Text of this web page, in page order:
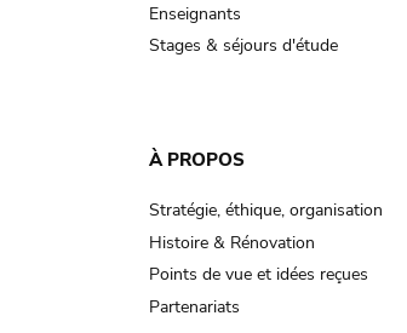
Enseignants
Stages & séjours d'étude
À PROPOS
Stratégie, éthique, organisation
Histoire & Rénovation
Points de vue et idées reçues
Partenariats